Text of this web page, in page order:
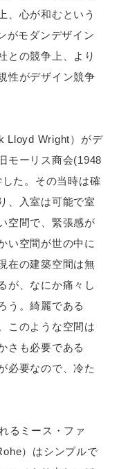
、心が和むという
がモダンデザイン
との競争上、より
性がデザイン競争
Lloyd Wright）がデ
モーリス商会(1948
た。その当時は確
、入室は可能で室
空間で、緊張感が
い空間が世の中に
在の建築空間は無
が、なにか痛々し
う。綺麗である
このような空間は
さも必要である
必要なので、冷た
るミース・ファ
）はシンプルで